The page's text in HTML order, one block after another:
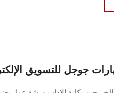
جوجل للتسويق